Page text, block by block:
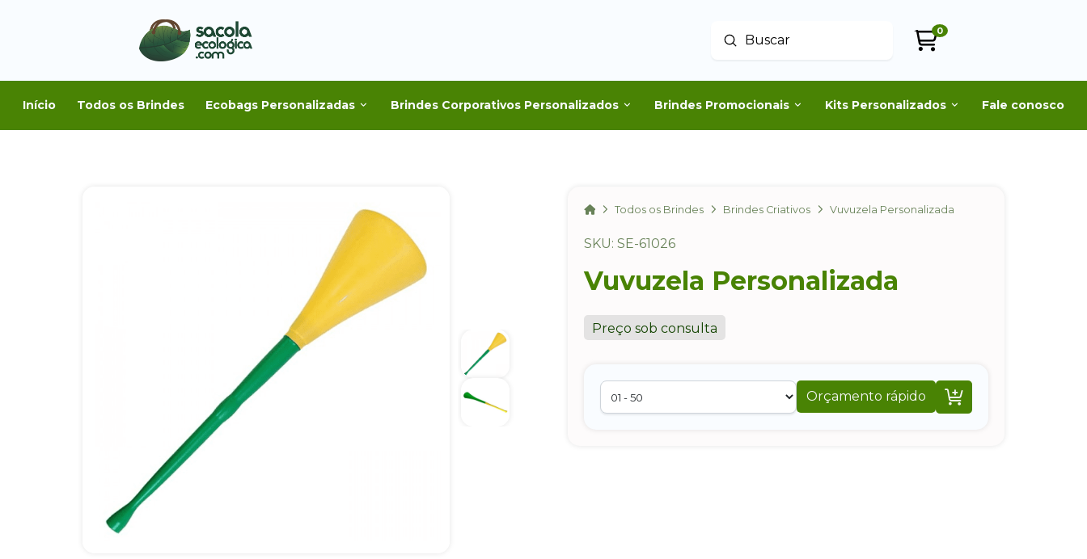
Buscar
Enviar
0
Início Todos os Brindes Ecobags Personalizadas Brindes Corporativos Personalizados Brindes Promocionais Kits Personalizados Fale conosco
HomeTodos os Brindes Brindes Criativos Vuvuzela Personalizada
SKU: SE-61026
Vuvuzela Personalizada
Preço sob consulta
Orçamento rápido 